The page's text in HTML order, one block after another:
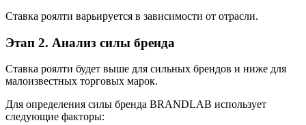
Ставка роялти варьируется в зависимости от отрасли.
Этап 2. Анализ силы бренда
Ставка роялти будет выше для сильных брендов и ниже для
малоизвестных торговых марок.
Для определения силы бренда BRANDLAB использует
следующие факторы: